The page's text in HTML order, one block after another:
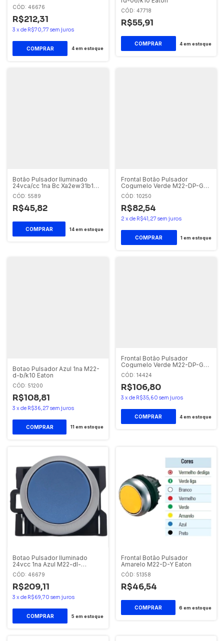
x1/k10/230 Eaton
CÓD: 46676
R$212,31
3 x de R$70,77 sem juros
4em estoque
CÓD: 47718
R$55,91
4em estoque
Botão Pulsador Iluminado
24vca/cc 1na Bc Xa2ew31b1
Schneider
CÓD: 5589
R$45,82
14em estoque
Frontal Botão Pulsador
Cogumelo Verde M22-DP-G
Eaton
CÓD: 10250
R$82,54
2 x de R$41,27 sem juros
1 em estoque
Botao Pulsador Azul 1na M22-
d-b/k10 Eaton
CÓD: 51200
R$108,81
3 x de R$36,27 sem juros
11 em estoque
Frontal Botão Pulsador
Cogumelo Verde M22-DP-G
Eaton
CÓD: 14424
R$106,80
3 x de R$35,60 sem juros
4em estoque
Botao Pulsador Iluminado
24vcc 1na Azul M22-dl-
b/k10/24 Eaton
CÓD: 46679
R$209,11
3 x de R$69,70 sem juros
5 em estoque
Frontal Botão Pulsador
Amarelo M22-D-Y Eaton
CÓD: 51358
R$46,54
6 em estoque